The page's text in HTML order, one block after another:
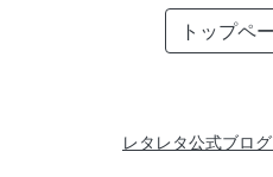
トップペ
レタレタ公式ブロ